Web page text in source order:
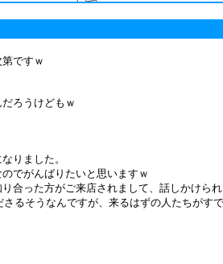
ですｗ
ろうけどもｗ
りました。
でがんばりたいと思いますｗ
合った方がご来店されまして、話しかけら
るそうなんですが、来るはずの人たちがす